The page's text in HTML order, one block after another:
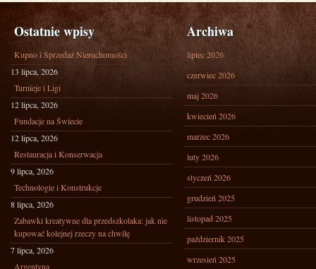
Ostatnie wpisy
Kupno i Sprzedaż Nieruchomości
13 lipca, 2026
Turnieje i Ligi
12 lipca, 2026
Fundacje na Świecie
12 lipca, 2026
Restauracja i Konserwacja
9 lipca, 2026
Technologie i Konstrukcje
8 lipca, 2026
Zabawki kreatywne dla przedszkolaka: jak nie
kupować kolejnej rzeczy na chwilę
7 lipca, 2026
Argentyna
Archiwa
lipiec 2026
czerwiec 2026
maj 2026
kwiecień 2026
marzec 2026
luty 2026
styczeń 2026
grudzień 2025
listopad 2025
październik 2025
wrzesień 2025